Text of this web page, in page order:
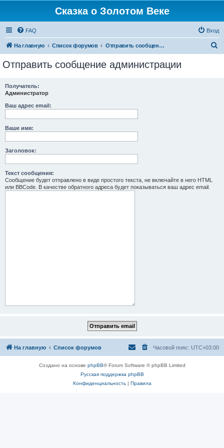
Сказка о Золотом Веке
FAQ Вход
На главную Список форумов Отправить сообщение администрации
Отправить сообщение администрации
Получатель:
Администратор
Ваш адрес email:
Ваше имя:
Заголовок:
Текст сообщения:
Сообщение будет отправлено в виде простого текста, не включайте в него HTML
или BBCode. В качестве обратного адреса будет показываться ваш адрес email.
На главную Список форумов Часовой пояс: UTC+03:00
Создано на основе phpBB® Forum Software © phpBB Limited
Русская поддержка phpBB
Конфиденциальность| Правила